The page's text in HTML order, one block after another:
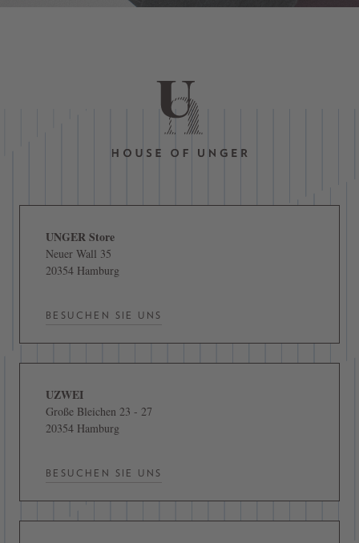
UNGER Store
Neuer Wall 35
20354 Hamburg
BESUCHEN SIE UNS
UZWEI
Große Bleichen 23 - 27
20354 Hamburg
BESUCHEN SIE UNS